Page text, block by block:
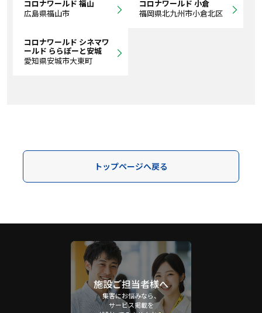
コロナワールド 福山
広島県福山市
コロナワールド 小倉
福岡県北九州市小倉北区
コロナワールド シネマワ
ールド ららぽーと安城
愛知県安城市大東町
トップページへ戻る
施設ご担当者様へ
集客にお悩みなら、
サービス掲載を